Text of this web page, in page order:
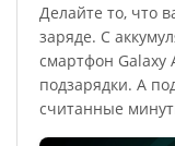
Делайте то, что
заряде. С
смартфон Galaxy
подзарядки. А
считанные